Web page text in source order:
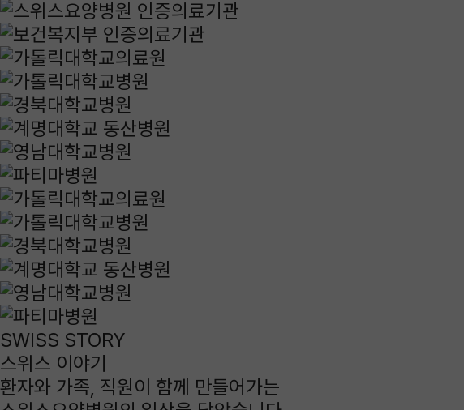
SWISS STORY
스위스 이야기
환자와 가족, 직원이 함께 만들어가는